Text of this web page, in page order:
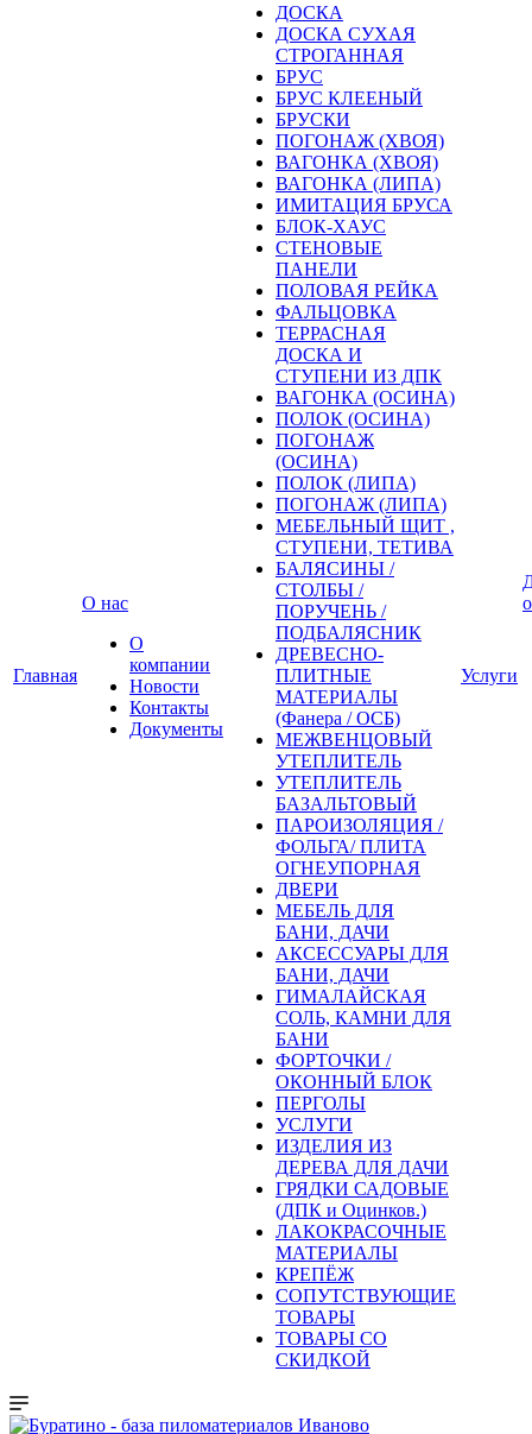
Главная
О нас
О
компании
Новости
Контакты
Документы
ДОСКА
ДОСКА СУХАЯ
СТРОГАННАЯ
БРУС
БРУС КЛЕЕНЫЙ
БРУСКИ
ПОГОНАЖ (ХВОЯ)
ВАГОНКА (ХВОЯ)
ВАГОНКА (ЛИПА)
ИМИТАЦИЯ БРУСА
БЛОК-ХАУС
СТЕНОВЫЕ
ПАНЕЛИ
ПОЛОВАЯ РЕЙКА
ФАЛЬЦОВКА
ТЕРРАСНАЯ
ДОСКА И
СТУПЕНИ ИЗ ДПК
ВАГОНКА (ОСИНА)
ПОЛОК (ОСИНА)
ПОГОНАЖ
(ОСИНА)
ПОЛОК (ЛИПА)
ПОГОНАЖ (ЛИПА)
МЕБЕЛЬНЫЙ ЩИТ ,
СТУПЕНИ, ТЕТИВА
БАЛЯСИНЫ /
СТОЛБЫ /
ПОРУЧЕНЬ /
ПОДБАЛЯСНИК
ДРЕВЕСНО-
ПЛИТНЫЕ
МАТЕРИАЛЫ
(Фанера / ОСБ)
МЕЖВЕНЦОВЫЙ
УТЕПЛИТЕЛЬ
УТЕПЛИТЕЛЬ
БАЗАЛЬТОВЫЙ
ПАРОИЗОЛЯЦИЯ /
ФОЛЬГА/ ПЛИТА
ОГНЕУПОРНАЯ
ДВЕРИ
МЕБЕЛЬ ДЛЯ
БАНИ, ДАЧИ
АКСЕССУАРЫ ДЛЯ
БАНИ, ДАЧИ
ГИМАЛАЙСКАЯ
СОЛЬ, КАМНИ ДЛЯ
БАНИ
ФОРТОЧКИ /
ОКОННЫЙ БЛОК
ПЕРГОЛЫ
УСЛУГИ
ИЗДЕЛИЯ ИЗ
ДЕРЕВА ДЛЯ ДАЧИ
ГРЯДКИ САДОВЫЕ
(ДПК и Оцинков.)
ЛАКОКРАСОЧНЫЕ
МАТЕРИАЛЫ
КРЕПЁЖ
СОПУТСТВУЮЩИЕ
ТОВАРЫ
ТОВАРЫ СО
СКИДКОЙ
Услуги